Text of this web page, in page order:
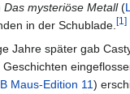
Das mysteriöse Metall(
in der Schublade.[1]
Jahre später gab
Maus-Edition 11)